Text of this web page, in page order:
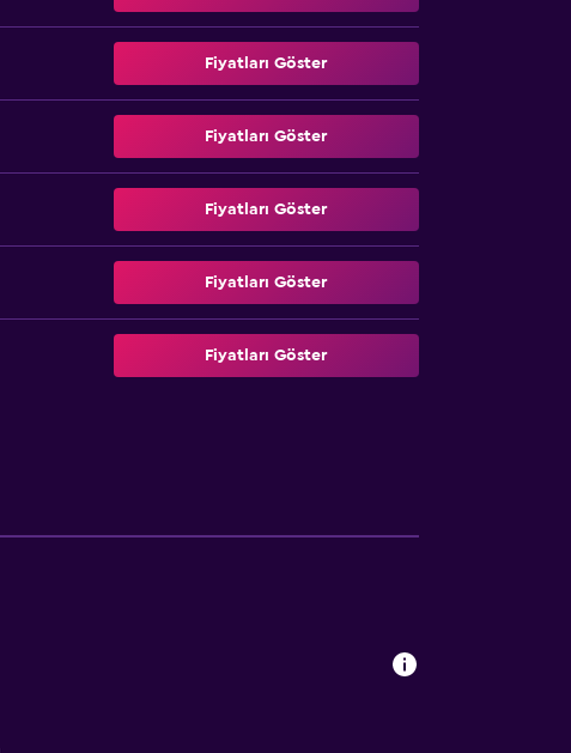
Fiyatları Göster
Fiyatları Göster
Fiyatları Göster
Fiyatları Göster
Fiyatları Göster